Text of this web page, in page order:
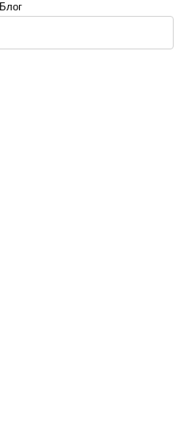
Блог